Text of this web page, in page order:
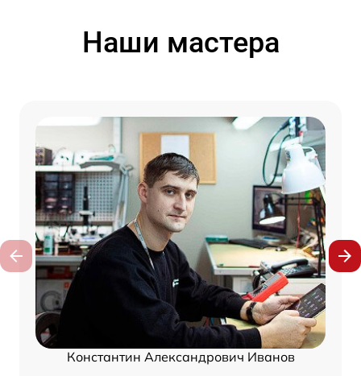
Наши мастера
Константин Александрович Иванов